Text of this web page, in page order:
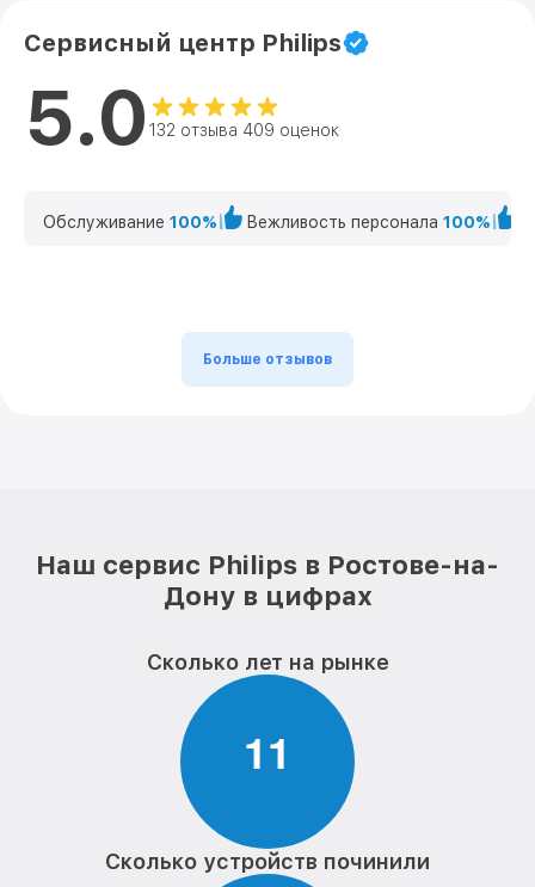
Сервисный центр Philips
5.0 132 отзыва 409 оценок
Обслуживание 100% Вежливость персонала 100%
Больше отзывов
Наш сервис Philips в Ростове-на-
Дону в цифрах
Сколько лет на рынке
11
Сколько устройств починили